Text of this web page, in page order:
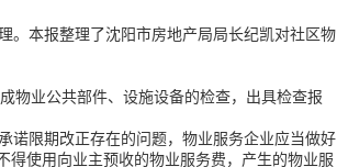
本报整理了沈阳市房地产局局长纪凯对社区物
物业公共部件、设施设备的检查，出具检查报
限期改正存在的问题，物业服务企业应当做好
使用向业主预收的物业服务费，产生的物业服